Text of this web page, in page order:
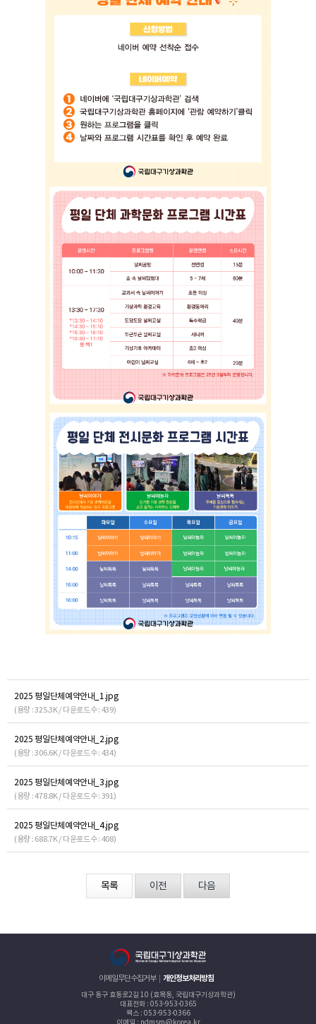
2025 평일단체예약안내_1.jpg
(용량 : 325.3K / 다운로드수 : 439)
2025 평일단체예약안내_2.jpg
(용량 : 306.6K / 다운로드수 : 434)
2025 평일단체예약안내_3.jpg
(용량 : 478.8K / 다운로드수 : 391)
2025 평일단체예약안내_4.jpg
(용량 : 688.7K / 다운로드수 : 408)
목록 이전 다음
이메일무단수집거부 개인정보처리방침
대구 동구 효동로2길 10 (효목동, 국립대구기상과학관)
대표전화 : 053-953-0365
팩스 : 053-953-0366